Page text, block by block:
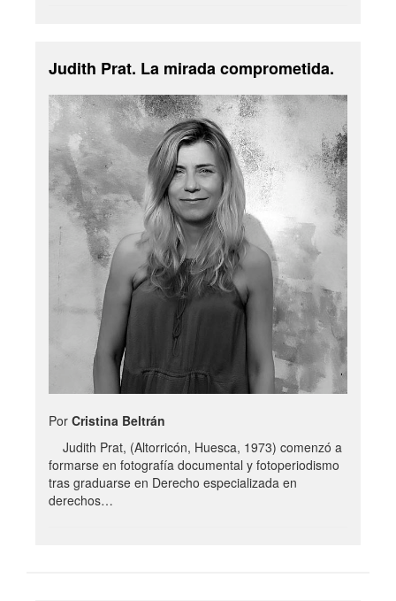
Judith Prat. La mirada comprometida.
Por Cristina Beltrán
Judith Prat, (Altorricón, Huesca, 1973) comenzó a
formarse en fotografía documental y fotoperiodismo
tras graduarse en Derecho especializada en
derechos…